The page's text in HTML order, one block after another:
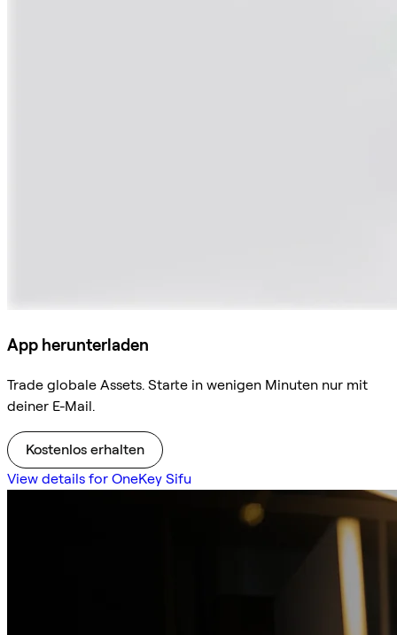
App herunterladen
Trade globale Assets. Starte in wenigen Minuten nur mit
deiner E-Mail.
Kostenlos erhalten
View details for OneKey Sifu